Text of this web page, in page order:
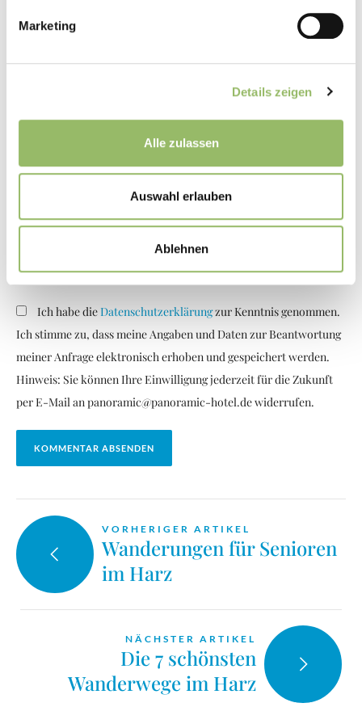
Marketing
Details zeigen
Alle zulassen
Auswahl erlauben
Ablehnen
Ich habe dieDatenschutzerklärungzur Kenntnis genommen.
Ich stimme zu, dass meine Angaben und Daten zur Beantwortung
meiner Anfrage elektronisch erhoben und gespeichert werden.
Hinweis: Sie können Ihre Einwilligung jederzeit für die Zukunft
per E-Mail an panoramic@panoramic-hotel.de widerrufen.
KOMMENTAR ABSENDEN
VORHERIGER ARTIKEL
Wanderungen für Senioren
im Harz
NÄCHSTER ARTIKEL
Die 7 schönsten
Wanderwege im Harz